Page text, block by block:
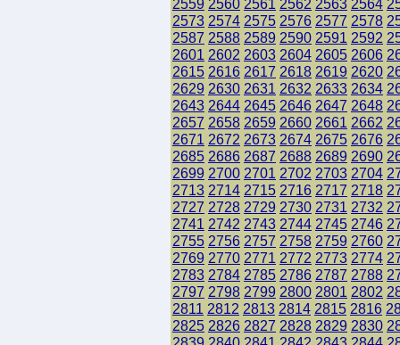
2559 2560 2561 2562 2563 2564
2573 2574 2575 2576 2577 2578
2587 2588 2589 2590 2591 2592
2601 2602 2603 2604 2605 2606
2615 2616 2617 2618 2619 2620
2629 2630 2631 2632 2633 2634
2643 2644 2645 2646 2647 2648
2657 2658 2659 2660 2661 2662
2671 2672 2673 2674 2675 2676
2685 2686 2687 2688 2689 2690
2699 2700 2701 2702 2703 2704
2713 2714 2715 2716 2717 2718
2727 2728 2729 2730 2731 2732
2741 2742 2743 2744 2745 2746
2755 2756 2757 2758 2759 2760
2769 2770 2771 2772 2773 2774
2783 2784 2785 2786 2787 2788
2797 2798 2799 2800 2801 2802
2811 2812 2813 2814 2815 2816
2825 2826 2827 2828 2829 2830